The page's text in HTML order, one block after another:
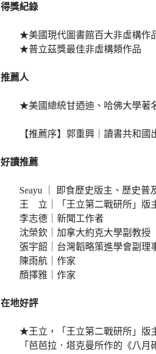
得獎紀錄
★美國現代圖書館百大非虛構作
★普立茲獎最佳非虛構類作品
推薦人
★美國總統甘迺迪、哈佛大學著名
【推薦序】郭重興｜讀書共和國
好讀推薦
Seayu ｜ 即食歷史版主、歷史普
王 立｜「王立第二戰研所」版
李志德｜新聞工作者
沈榮欽｜加拿大約克大學副教授
張宇韶｜台灣韜略策進學會副理
陳雨航｜作家
顏擇雅｜作家
在地好評
★王立，「王立第二戰研所」版
「芭芭拉．塔克曼所作的《八月砲